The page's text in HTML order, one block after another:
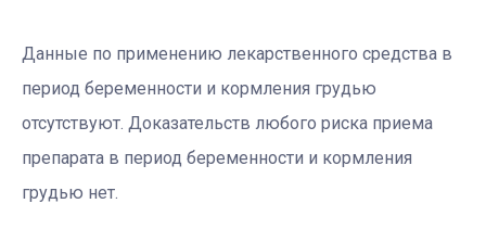
Данные по применению лекарственного средства в
период беременности и кормления грудью
отсутствуют. Доказательств любого риска приема
препарата в период беременности и кормления
грудью нет.